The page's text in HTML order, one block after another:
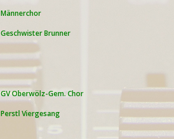
Männerchor
Geschwister Brunner
GV Oberwölz-Gem. Chor
Perstl Viergesang